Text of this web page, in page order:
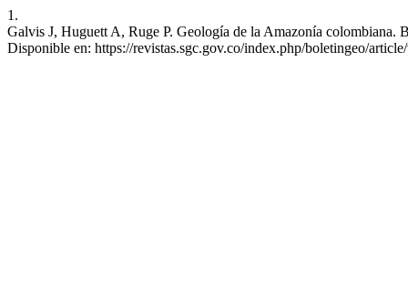
1.
Galvis J, Huguett A, Ruge P. Geología de la Amazonía
Disponible en: https://revistas.sgc.gov.co/index.php/boletingeo/